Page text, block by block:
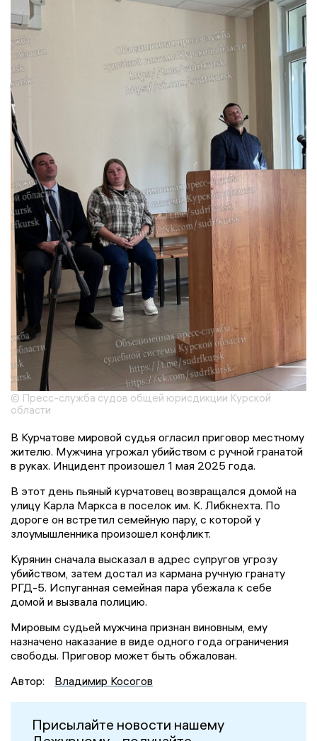
© Пресс-служба судов общей юрисдикции Курской
области
В Курчатове мировой судья огласил приговор местному
жителю. Мужчина угрожал убийством с ручной гранатой
в руках. Инцидент произошел 1 мая 2025 года.
В этот день пьяный курчатовец возвращался домой на
улицу Карла Маркса в поселок им. К. Либкнехта. По
дороге он встретил семейную пару, с которой у
злоумышленника произошел конфликт.
Курянин сначала высказал в адрес супругов угрозу
убийством, затем достал из кармана ручную гранату
РГД-5. Испуганная семейная пара убежала к себе
домой и вызвала полицию.
Мировым судьей мужчина признан виновным, ему
назначено наказание в виде одного года ограничения
свободы. Приговор может быть обжалован.
Автор:
Владимир Косогов
Присылайте новости нашему